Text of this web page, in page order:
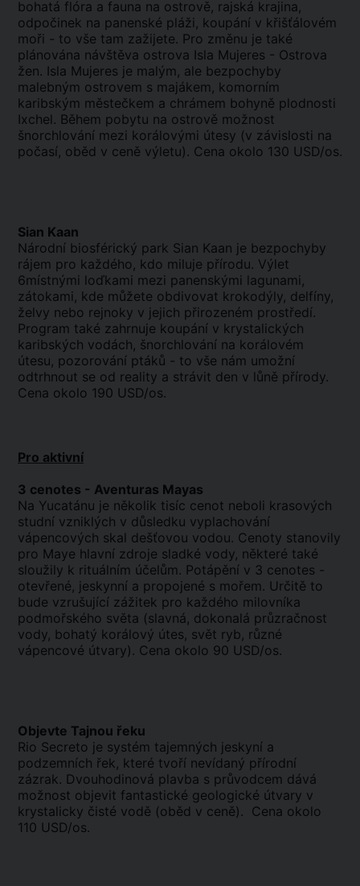
bohatá flóra a fauna na ostrově, rajská krajina,
odpočinek na panenské pláži, koupání v křišťálovém
moři - to vše tam zažijete. Pro změnu je také
plánována návštěva ostrova Isla Mujeres - Ostrova
žen. Isla Mujeres je malým, ale bezpochyby
malebným ostrovem s majákem, komorním
karibským městečkem a chrámem bohyně plodnosti
Ixchel. Během pobytu na ostrově možnost
šnorchlování mezi korálovými útesy (v závislosti na
počasí, oběd v ceně výletu). Cena okolo 130 USD/os.
Sian Kaan
Národní biosférický park Sian Kaan je bezpochyby
rájem pro každého, kdo miluje přírodu. Výlet
6místnými loďkami mezi panenskými lagunami,
zátokami, kde můžete obdivovat krokodýly, delfíny,
želvy nebo rejnoky v jejich přirozeném prostředí.
Program také zahrnuje koupání v krystalických
karibských vodách, šnorchlování na korálovém
útesu, pozorování ptáků - to vše nám umožní
odtrhnout se od reality a strávit den v lůně přírody.
Cena okolo 190 USD/os.
Pro aktivní
3 cenotes - Aventuras Mayas
Na Yucatánu je několik tisíc cenot neboli krasových
studní vzniklých v důsledku vyplachování
vápencových skal dešťovou vodou. Cenoty stanovily
pro Maye hlavní zdroje sladké vody, některé také
sloužily k rituálním účelům. Potápění v 3 cenotes -
otevřené, jeskynní a propojené s mořem. Určitě to
bude vzrušující zážitek pro každého milovníka
podmořského světa (slavná, dokonalá průzračnost
vody, bohatý korálový útes, svět ryb, různé
vápencové útvary). Cena okolo 90 USD/os.
Objevte Tajnou řeku
Rio Secreto je systém tajemných jeskyní a
podzemních řek, které tvoří nevídaný přírodní
zázrak. Dvouhodinová plavba s průvodcem dává
možnost objevit fantastické geologické útvary v
krystalicky čisté vodě (oběd v ceně). Cena okolo
110 USD/os.